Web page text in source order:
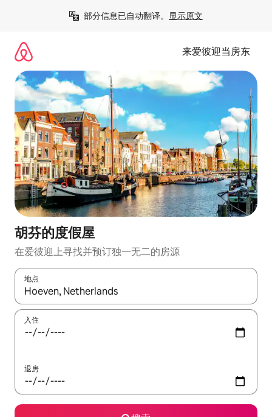
部分信息已自动翻译。 显示原文
来爱彼迎当房东
胡芬的度假屋
在爱彼迎上寻找并预订独一无二的房源
地点
如有搜索结果，请使用上下方向键查看，或通过点击或滑动手势
入住
退房